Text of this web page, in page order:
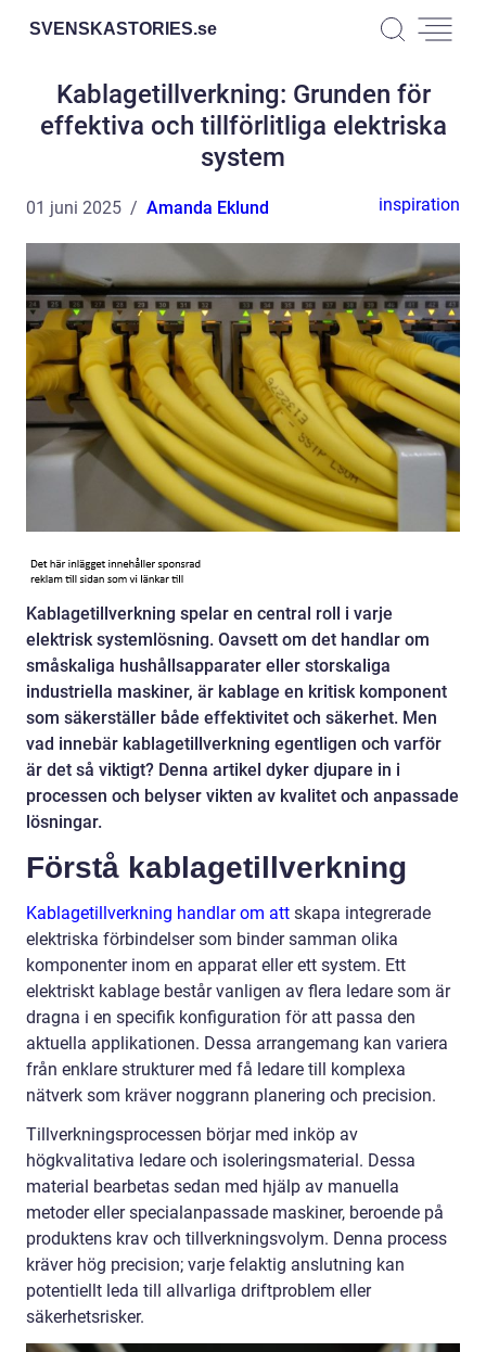
SVENSKASTORIES.se
Kablagetillverkning: Grunden för
effektiva och tillförlitliga elektriska
system
01 juni 2025 Amanda Eklund inspiration
Kablagetillverkning spelar en central roll i varje
elektrisk systemlösning. Oavsett om det handlar om
småskaliga hushållsapparater eller storskaliga
industriella maskiner, är kablage en kritisk komponent
som säkerställer både effektivitet och säkerhet. Men
vad innebär kablagetillverkning egentligen och varför
är det så viktigt? Denna artikel dyker djupare in i
processen och belyser vikten av kvalitet och anpassade
lösningar.
Förstå kablagetillverkning
Kablagetillverkning handlar om att skapa integrerade
elektriska förbindelser som binder samman olika
komponenter inom en apparat eller ett system. Ett
elektriskt kablage består vanligen av flera ledare som är
dragna i en specifik konfiguration för att passa den
aktuella applikationen. Dessa arrangemang kan variera
från enklare strukturer med få ledare till komplexa
nätverk som kräver noggrann planering och precision.
Tillverkningsprocessen börjar med inköp av
högkvalitativa ledare och isoleringsmaterial. Dessa
material bearbetas sedan med hjälp av manuella
metoder eller specialanpassade maskiner, beroende på
produktens krav och tillverkningsvolym. Denna process
kräver hög precision; varje felaktig anslutning kan
potentiellt leda till allvarliga driftproblem eller
säkerhetsrisker.